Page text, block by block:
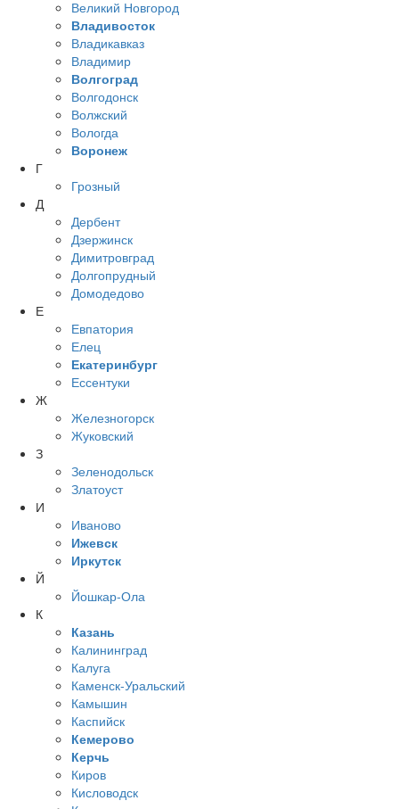
Великий Новгород
Владивосток
Владикавказ
Владимир
Волгоград
Волгодонск
Волжский
Вологда
Воронеж
Г
Грозный
Д
Дербент
Дзержинск
Димитровград
Долгопрудный
Домодедово
Е
Евпатория
Елец
Екатеринбург
Ессентуки
Ж
Железногорск
Жуковский
З
Зеленодольск
Златоуст
И
Иваново
Ижевск
Иркутск
Й
Йошкар-Ола
К
Казань
Калининград
Калуга
Каменск-Уральский
Камышин
Каспийск
Кемерово
Керчь
Киров
Кисловодск